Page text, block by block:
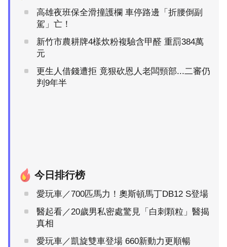
高雄夜班保全滑撞護欄 車停路邊「折腰倒副
駕」亡！
新竹市農耕牌4樣炊粉複驗含甲醛 重罰384萬
元
更生人借錢遭拒 竟狠砍恩人老闆頸部...二審仍
判9年半
今日排行榜
愛玩車／700匹馬力！奧斯頓馬丁DB12 S登場
醫起看／20歲男私密處驚見「白刺顆粒」醫揭
真相
愛玩車／凱旋雙車登場 660新動力更順暢